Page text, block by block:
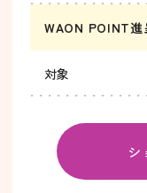
WAON POINT進
対象
シ